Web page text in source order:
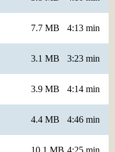
7.7 MB 4:13 min
3.1 MB 3:23 min
3.9 MB 4:14 min
4.4 MB 4:46 min